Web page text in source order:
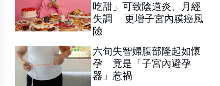
吃甜」可致陰道炎、月經
失調 更增子宮內膜癌風
險
六旬失智婦腹部隆起如懷
孕 竟是「子宮內避孕
器」惹禍